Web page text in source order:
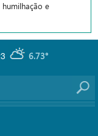
e
6.73°